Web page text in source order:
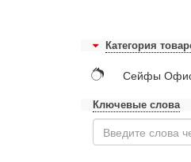
Категория
Сейфы
Ключевые слова